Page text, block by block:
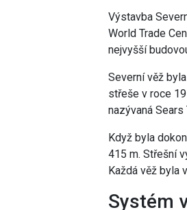
Výstavba
World Trade
nejvyšší
Severní věž
střeše v roce
nazývaná
Když byla
415 m. Střešní
Každá věž byla
Systém